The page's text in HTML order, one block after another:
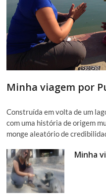
Minha viagem por
Construída em volta de um
com uma história de origem
monge aleatório de
Minha